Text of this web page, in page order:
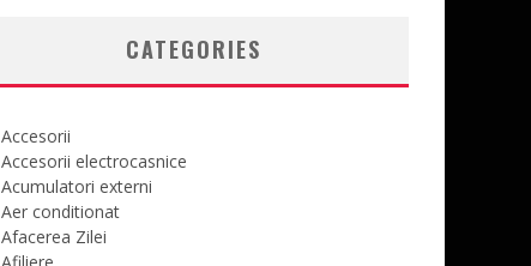
CATEGORIES
Accesorii
Accesorii electrocasnice
Acumulatori externi
Aer conditionat
Afacerea Zilei